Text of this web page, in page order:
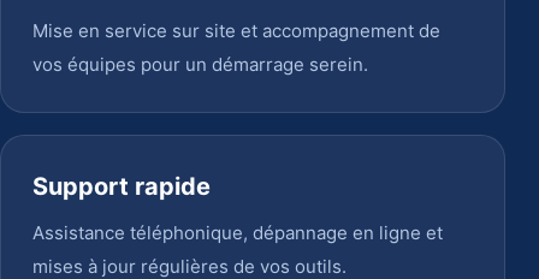
Mise en service sur site et accompagnement de
vos équipes pour un démarrage serein.
Support rapide
Assistance téléphonique, dépannage en ligne et
mises à jour régulières de vos outils.